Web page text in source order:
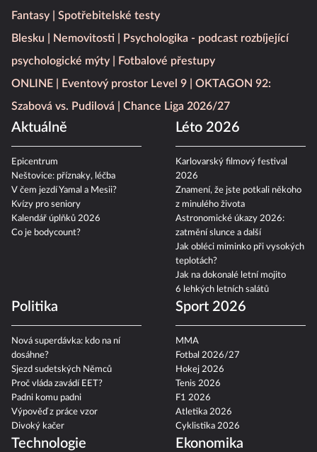
Fantasy
Spotřebitelské testy
Blesku
Nemovitosti
Psychologika - podcast rozbíjející
psychologické mýty
Fotbalové přestupy
ONLINE
Eventový prostor Level 9
OKTAGON 92:
Szabová vs. Pudilová
Chance Liga 2026/27
Aktuálně
Epicentrum
Neštovice: příznaky, léčba
V čem jezdí Yamal a Mesii?
Kvízy pro seniory
Kalendář úplňků 2026
Co je bodycount?
Léto 2026
Karlovarský filmový festival
2026
Znamení, že jste potkali někoho
z minulého života
Astronomické úkazy 2026:
zatmění slunce a další
Jak obléci miminko při vysokých
teplotách?
Jak na dokonalé letní mojito
6 lehkých letních salátů
Politika
Nová superdávka: kdo na ní
dosáhne?
Sjezd sudetských Němců
Proč vláda zavádí EET?
Padni komu padni
Výpověď z práce vzor
Divoký kačer
Sport 2026
MMA
Fotbal 2026/27
Hokej 2026
Tenis 2026
F1 2026
Atletika 2026
Cyklistika 2026
Technologie Ekonomika